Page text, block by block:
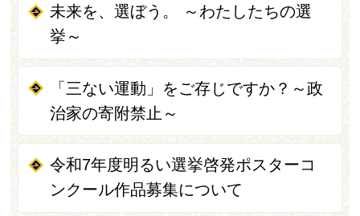
未来を、選ぼう。 ～わたしたちの選
挙～
「三ない運動」をご存じですか？～政
治家の寄附禁止～
令和7年度明るい選挙啓発ポスターコ
ンクール作品募集について